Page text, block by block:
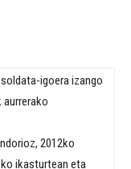
igoera izango
aurrerako
2012ko
ikasturtean eta